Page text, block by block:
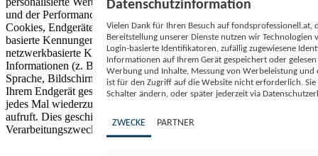
und der Performance von Inhalten sowie Zielgruppenforschung.
Cookies, Endgeräte- oder ähnliche Online-Kennungen (z. B. login-
basierte Kennungen, zufällig generierte Kennungen,
netzwerkbasierte Kennungen) können zusammen mit anderen
Informationen (z. B. Browsertyp und Browserinformationen,
Sprache, Bildschirmgröße, unterstützte Technologien usw.) auf
Ihrem Endgerät gespeichert oder von dort ausgelesen werden, um es
jedes Mal wiederzuerkennen, wenn es eine App oder einer Webseite
aufruft. Dies geschieht für einen oder mehrere der hier aufgeführten
Verarbeitungszwecke.
Datenschutzinformation
Vielen Dank für Ihren Besuch auf
Bereitstellung unserer Dienste nutzen wir Technologien
Login-basierte Identifikatoren, zufällig zugewiesene
Informationen auf Ihrem Gerät gespeichert oder
Werbung und Inhalte, Messung von Werbeleistung
ist für den Zugriff auf die Website nicht erforderlich.
Schalter ändern, oder später jederzeit via
ZWECKE PARTNER